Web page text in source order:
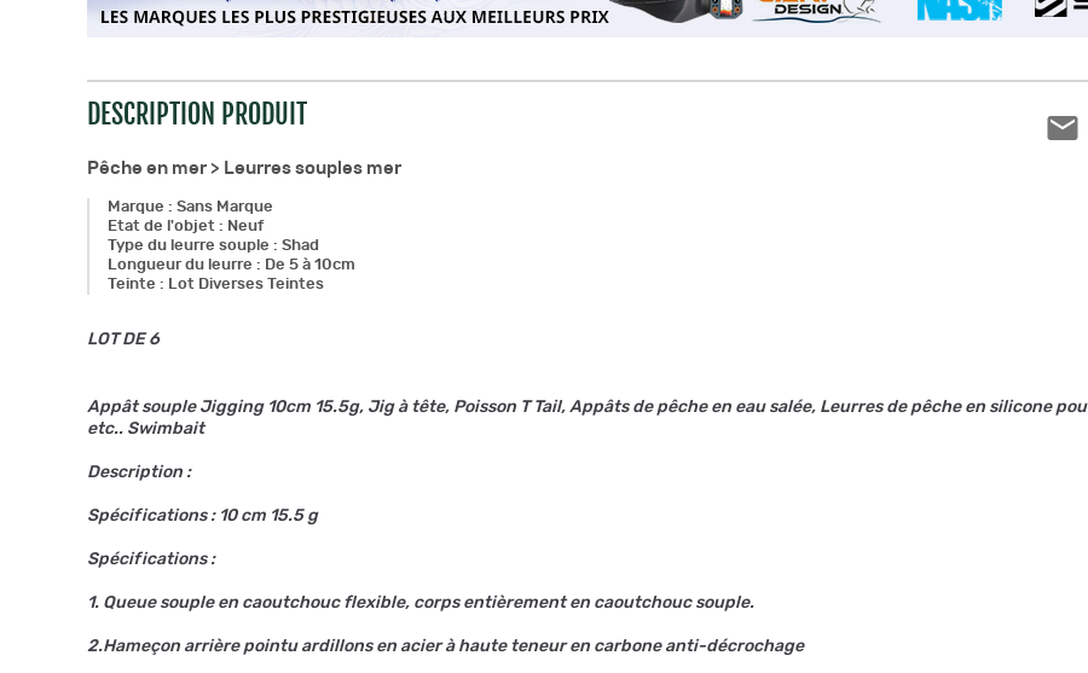
DESCRIPTION PRODUIT
Pêche en mer > Leurres souples mer
Marque : Sans Marque
Etat de l'objet : Neuf
Type du leurre souple : Shad
Longueur du leurre : De 5 à 10cm
Teinte : Lot Diverses Teintes
LOT DE 6
Appât souple Jigging 10cm 15.5g, Jig à tête, Poisson T Tail, Appâts de pêche en eau salée, Leurres de pêche en silicone
etc.. Swimbait
Description :
Spécifications : 10 cm 15.5 g
Spécifications :
1. Queue souple en caoutchouc flexible, corps entièrement en caoutchouc souple.
2.Hameçon arrière pointu ardillons en acier à haute teneur en carbone anti-décrochage